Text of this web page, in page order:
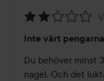
2
av
5
Inte värt pengarna
Du behöver minst
nagel. Och det